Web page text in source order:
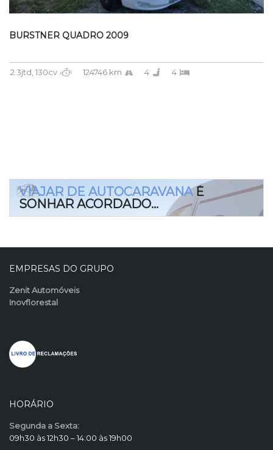
BURSTNER QUADRO 2009
2.3jtd, 130cv 124746 km 4 4
VIAJAR DE AUTOCARAVANAÉ
SONHAR ACORDADO…
EMPRESAS DO GRUPO
Zenit Automóveis
Inovflorestal
HORÁRIO
Segunda a Sexta:
09h30 às 12h30 – 14:00 às 19h00